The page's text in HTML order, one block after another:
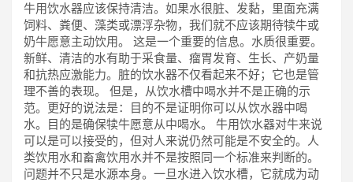
牛用饮水器应该保持清洁。如果水很脏、发黏，里面充满
饲料、粪便、藻类或漂浮杂物，我们就不应该期待犊牛或
奶牛愿意主动饮用。 这是一个重要的信息。水质很重要。
新鲜、清洁的水有助于采食量、瘤胃发育、生长、产奶量
和抗热应激能力。脏的饮水器不仅看起来不好；它也是管
理不善的表现。 但是，从饮水槽中喝水并不是正确的示
范。更好的说法是：目的不是证明你可以从饮水器中喝
水。目的是确保犊牛愿意从中喝水。 牛用饮水器对牛来说
可以是可以接受的，但对人来说仍然可能是不安全的。人
类饮用水和畜禽饮用水并不是按照同一个标准来判断的。
问题并不只是水源本身。一旦水进入饮水槽，它就成为动